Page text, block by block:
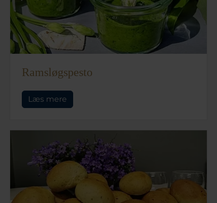
Ramsløgspesto
Læs mere